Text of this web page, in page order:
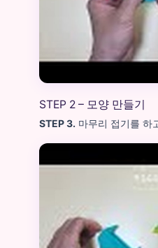
STEP 2 – 모양 만들기
STEP 3. 마무리 접기를 하